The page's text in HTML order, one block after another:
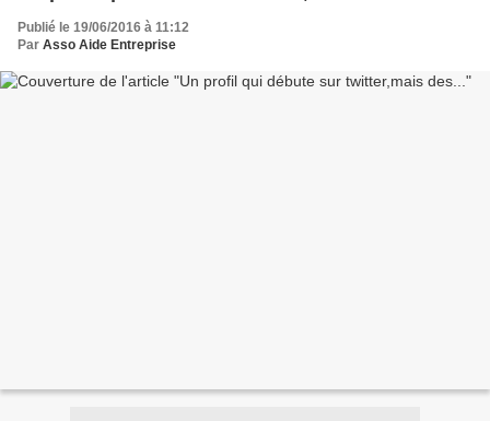
Publié le 19/06/2016 à 11:12
Par Asso Aide Entreprise